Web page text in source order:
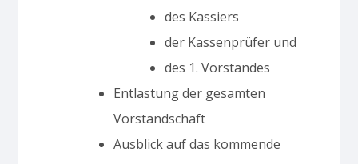
des Kassiers
der Kassenprüfer und
des 1. Vorstandes
Entlastung der gesamten
Vorstandschaft
Ausblick auf das kommende